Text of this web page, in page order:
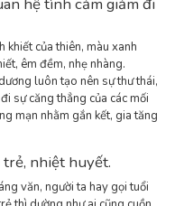
hệ tình cảm giảm đi
khiết của thiên, màu xanh
êm đềm, nhẹ nhàng.
luôn tạo nên sự thư thái,
sự căng thẳng của các mối
mạn nhằm gắn kết, gia tăng
trẻ, nhiệt huyết.
văn, người ta hay gọi tuổi